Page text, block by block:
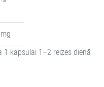
1 kapsulai 1–2 reizes dienā